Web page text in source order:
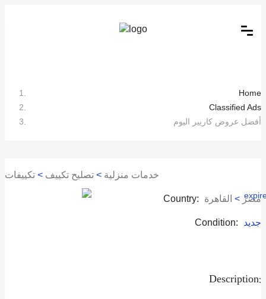
Home
Classified Ads
أفضل عروض كاريير اليوم
خدمات منزلية > تصليح تكييف > تكييفات
Country: مصر > القاهرة
Condition: جديد
Description: